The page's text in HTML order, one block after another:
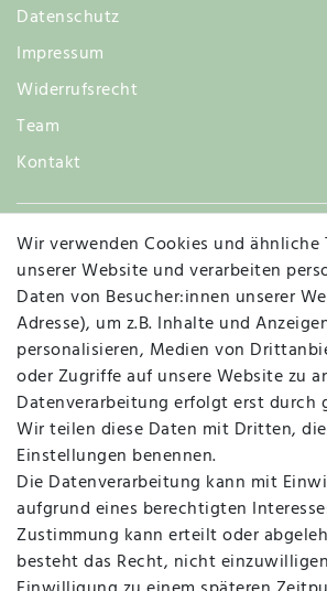
Datenschutz
Impressum
Widerrufsrecht
Team
Kontakt
Widerruf
Vertrag widerrufen
MAPALI VOR ORT
Herzogstraße 10
47533 Kleve
Montag, Dienstag, Donnerstag, Freitag
Wir verwenden Cookies und
unserer Website und verarbeiten
Daten von Besucher:innen unserer
Adresse), um z.B. Inhalte und
personalisieren, Medien von
oder Zugriffe auf unsere Website zu
Datenverarbeitung erfolgt erst durch
Wir teilen diese Daten mit Dritten,
Einstellungen benennen.
Die Datenverarbeitung kann mit
aufgrund eines berechtigten
Zustimmung kann erteilt oder
besteht das Recht, nicht